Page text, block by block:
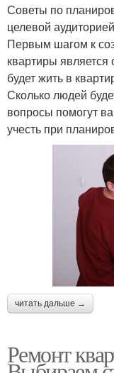
Советы по
целевой аудиторией
Первым шагом к
квартиры является
будет жить в
Сколько людей
вопросы помогут
учесть при
читать дальше →
Ремонт